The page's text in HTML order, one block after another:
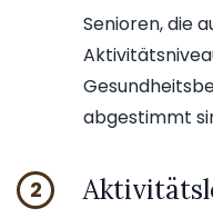
Senioren, die
abgestimmt
2